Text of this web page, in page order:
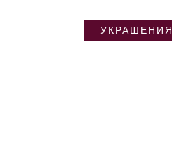
УКРАШЕНИЯ